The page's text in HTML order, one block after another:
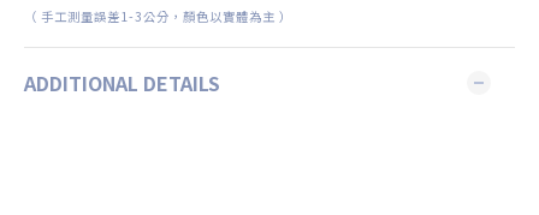
（ 手工測量誤差1-3公分，顏色以實體為主 ）
ADDITIONAL DETAILS